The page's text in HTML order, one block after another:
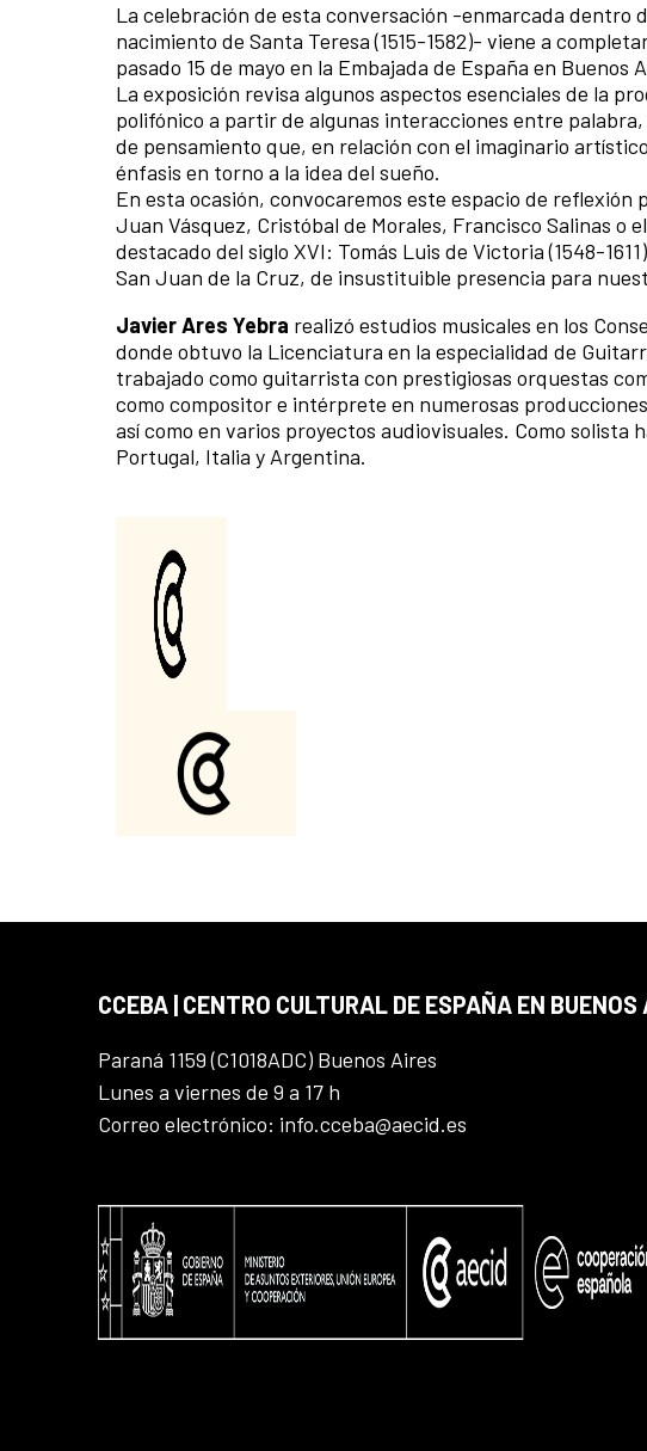
La celebración de esta conversación -enmarcada dentro
nacimiento de Santa Teresa (1515-1582)- viene a
pasado 15 de mayo en la Embajada de España en Buenos
La exposición revisa algunos aspectos esenciales de la
polifónico a partir de algunas interacciones entre
de pensamiento que, en relación con el imaginario
énfasis en torno a la idea del sueño.
En esta ocasión, convocaremos este espacio de
Juan Vásquez, Cristóbal de Morales, Francisco Salinas o
destacado del siglo XVI: Tomás Luis de Victoria (1548-
San Juan de la Cruz, de insustituible presencia para
Javier Ares Yebra realizó estudios musicales en los
donde obtuvo la Licenciatura en la especialidad de
trabajado como guitarrista con prestigiosas orquestas
como compositor e intérprete en numerosas
así como en varios proyectos audiovisuales. Como
Portugal, Italia y Argentina.
CCEBA | CENTRO CULTURAL DE ESPAÑA EN BUENOS
Paraná 1159 (C1018ADC) Buenos Aires
Lunes a viernes de 9 a 17 h
Correo electrónico: info.cceba@aecid.es